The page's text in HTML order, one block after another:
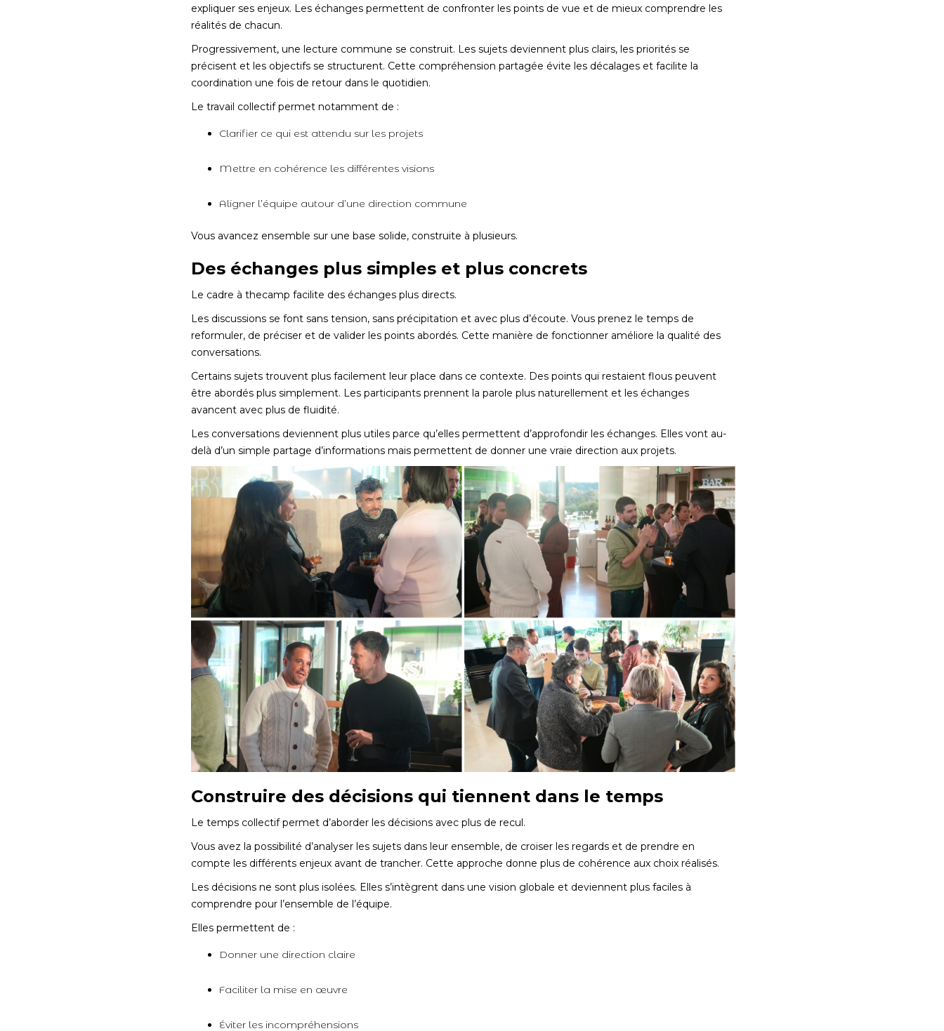
expliquer ses enjeux. Les échanges permettent de confronter les points de vue et de mieux comprendre les
réalités de chacun.
Progressivement, une lecture commune se construit. Les sujets deviennent plus clairs, les priorités se
précisent et les objectifs se structurent. Cette compréhension partagée évite les décalages et facilite la
coordination une fois de retour dans le quotidien.
Le travail collectif permet notamment de :
Clarifier ce qui est attendu sur les projets
Mettre en cohérence les différentes visions
Aligner l’équipe autour d’une direction commune
Vous avancez ensemble sur une base solide, construite à plusieurs.
Des échanges plus simples et plus concrets
Le cadre à thecamp facilite des échanges plus directs.
Les discussions se font sans tension, sans précipitation et avec plus d’écoute. Vous prenez le temps de
reformuler, de préciser et de valider les points abordés. Cette manière de fonctionner améliore la qualité des
conversations.
Certains sujets trouvent plus facilement leur place dans ce contexte. Des points qui restaient flous peuvent
être abordés plus simplement. Les participants prennent la parole plus naturellement et les échanges
avancent avec plus de fluidité.
Les conversations deviennent plus utiles parce qu’elles permettent d’approfondir les échanges. Elles vont au-
delà d’un simple partage d’informations mais permettent de donner une vraie direction aux projets.
Construire des décisions qui tiennent dans le temps
Le temps collectif permet d’aborder les décisions avec plus de recul.
Vous avez la possibilité d’analyser les sujets dans leur ensemble, de croiser les regards et de prendre en
compte les différents enjeux avant de trancher. Cette approche donne plus de cohérence aux choix réalisés.
Les décisions ne sont plus isolées. Elles s’intègrent dans une vision globale et deviennent plus faciles à
comprendre pour l’ensemble de l’équipe.
Elles permettent de :
Donner une direction claire
Faciliter la mise en œuvre
Éviter les incompréhensions